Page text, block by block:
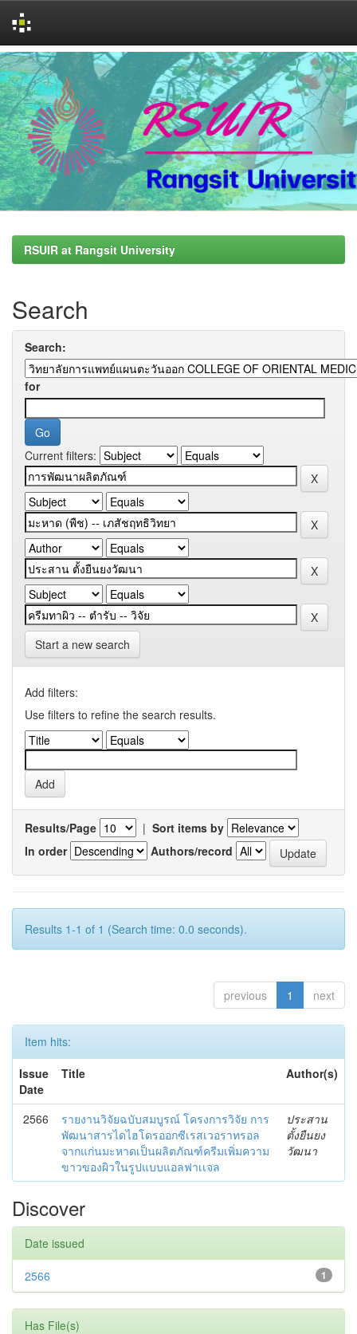
Skip
navigation
RSUIR at Rangsit University
Search
Search:
for
Current filters:
Start a new search
Add filters:
Use filters to refine the search results.
Results/Page | Sort items by
In order
Authors/record
Results 1-1 of 1 (Search time: 0.0 seconds).
previous 1 next
Item hits:
Issue
Date
Title Author(s)
2566
รายงานวิจัยฉบับสมบูรณ์ โครงการวิจัย การ
พัฒนาสารไดไฮโดรออกซีเรสเวอราทรอล
จากแก่นมะหาดเป็นผลิตภัณฑ์ครีมเพิ่มความ
ขาวของผิวในรูปแบบแอลฟาเเจล
ประสาน
ตั้งยืนยง
วัฒนา
Discover
Date issued
1
2566
Has File(s)